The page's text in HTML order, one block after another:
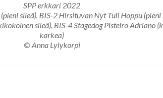
SPP erkkari 2022
sileä), BIS-2 Hirsituvan Nyt Tuli Hoppu
sileä), BIS-4 Stagedog Pisteiro Adriano
karkea)
© Anna Lylykorpi